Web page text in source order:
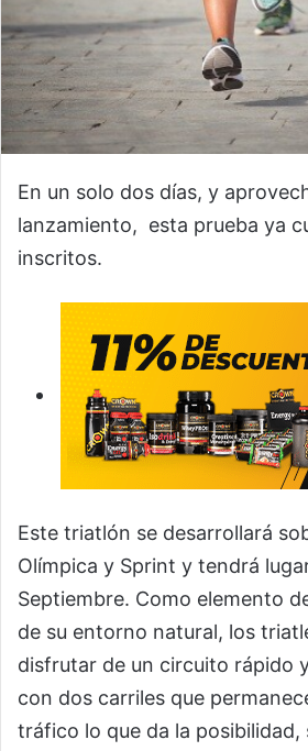
En un solo dos días, y
lanzamiento, esta prueba ya
inscritos.
Este triatlón se desarrollará
Olímpica y Sprint y tendrá
Septiembre. Como elemento
de su entorno natural, los
disfrutar de un circuito rápido
con dos carriles que
tráfico lo que da la posibilidad,